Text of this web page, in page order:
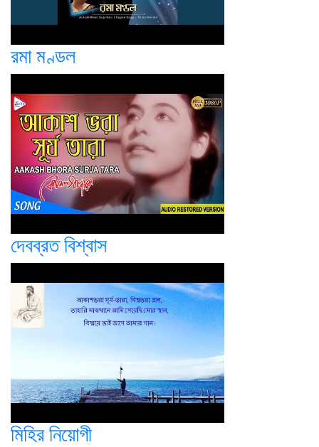
রমা মণ্ডল
দেবব্রত বিশ্বাস
মিহির নিয়োগী